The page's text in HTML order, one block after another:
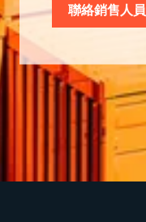
聯絡銷售人員